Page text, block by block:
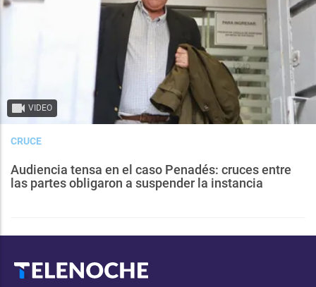
VIDEO
CRUCE
Audiencia tensa en el caso Penadés: cruces entre
las partes obligaron a suspender la instancia